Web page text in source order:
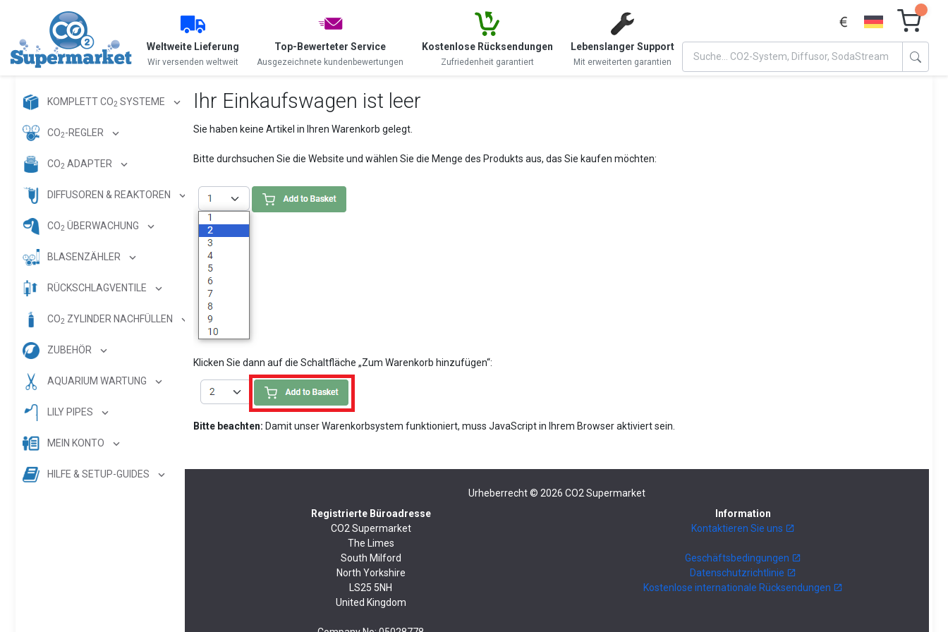
Weltweite Lieferung
Wir versenden weltweit
Top-Bewerteter Service
Ausgezeichnete kundenbewertungen
Kostenlose Rücksendungen
Zufriedenheit garantiert
Lebenslanger Support
Mit erweiterten garantien
KOMPLETT CO2 SYSTEME
CO2-REGLER
CO2 ADAPTER
DIFFUSOREN & REAKTOREN
CO2 ÜBERWACHUNG
BLASENZÄHLER
RÜCKSCHLAGVENTILE
CO2 ZYLINDER NACHFÜLLEN
ZUBEHÖR
AQUARIUM WARTUNG
LILY PIPES
MEIN KONTO
HILFE & SETUP-GUIDES
Ihr Einkaufswagen ist leer
Sie haben keine Artikel in Ihren Warenkorb gelegt.
Bitte durchsuchen Sie die Website und wählen Sie die Menge des Produkts aus, das Sie kaufen möchten:
Klicken Sie dann auf die Schaltfläche „Zum Warenkorb hinzufügen“:
Bitte beachten: Damit unser Warenkorbsystem funktioniert, muss JavaScript in Ihrem Browser aktiviert sein.
Urheberrecht © 2026 CO2 Supermarket
Registrierte Büroadresse
CO2 Supermarket
The Limes
South Milford
North Yorkshire
LS25 5NH
United Kingdom
Information
Kontaktieren Sie uns
Geschäftsbedingungen
Datenschutzrichtlinie
Kostenlose internationale Rücksendungen